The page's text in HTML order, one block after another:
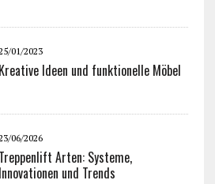
01/2023
Kreative Ideen und funktionelle Möbel
06/2026
Treppenlift Arten: Systeme,
Innovationen und Trends